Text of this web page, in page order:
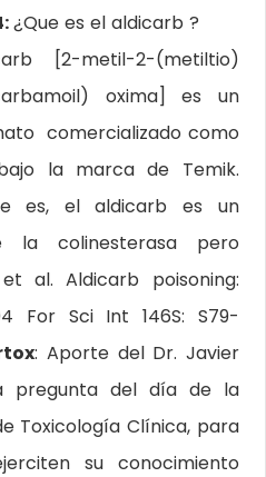
¿Que es el aldicarb ?
[2-metil-2-(metiltio)
oxima] es un
comercializado como
la marca de Temik.
es, el aldicarb es un
la colinesterasa pero
al. Aldicarb poisoning:
For Sci Int 146S: S79-
: Aporte del Dr. Javier
pregunta del día de la
Toxicología Clínica, para
su conocimiento